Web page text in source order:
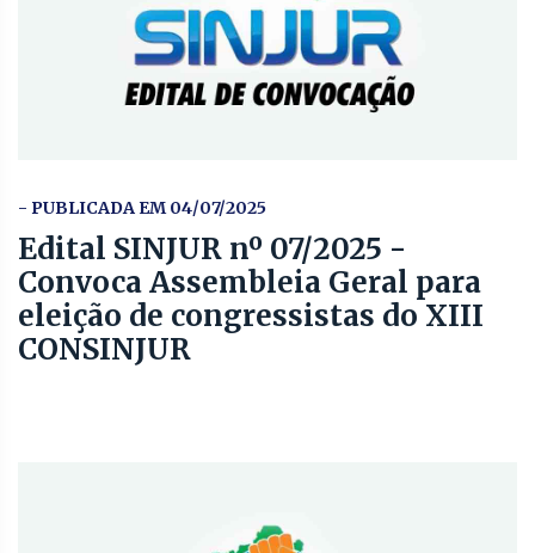
- PUBLICADA EM 04/07/2025
Edital SINJUR nº 07/2025 -
Convoca Assembleia Geral para
eleição de congressistas do XIII
CONSINJUR